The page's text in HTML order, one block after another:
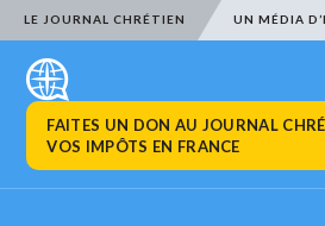
LE JOURNAL CHRÉTIEN UN MÉDIA
FAITES UN DON AU JOURNAL
VOS IMPÔTS EN FRANCE